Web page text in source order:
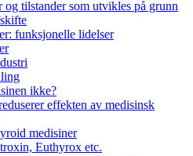
og tilstander som utvikles på grunn
funksjonelle lidelser
ikke?
effekten av medisinsk
medisiner
Euthyrox etc.